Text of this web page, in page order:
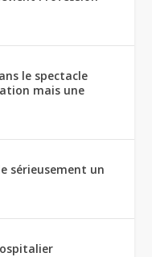
le spectacle
mais une
sérieusement un